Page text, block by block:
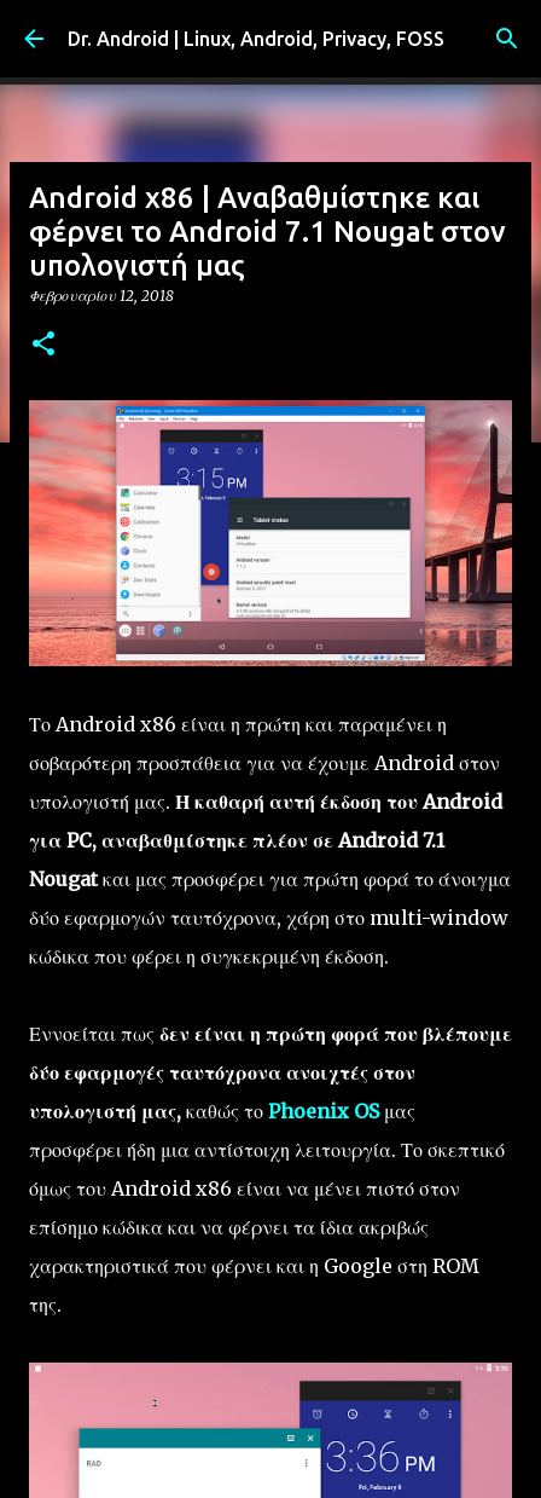
Μετάβαση στο κύριο περιεχόμενο
Dr. Android | Linux, Android, Privacy, FOSS
Android x86 | Αναβαθμίστηκε και
φέρνει το Android 7.1 Nougat στον
υπολογιστή μας
Φεβρουαρίου 12, 2018
Το Android x86 είναι η πρώτη και παραμένει η
σοβαρότερη προσπάθεια για να έχουμε Android στον
υπολογιστή μας. Η καθαρή αυτή έκδοση του Android
για PC, αναβαθμίστηκε πλέον σε Android 7.1
Nougatκαι μας προσφέρει για πρώτη φορά το άνοιγμα
δύο εφαρμογών ταυτόχρονα, χάρη στο multi-window
κώδικα που φέρει η συγκεκριμένη έκδοση.
Εννοείται πως δεν είναι η πρώτη φορά που βλέπουμε
δύο εφαρμογές ταυτόχρονα ανοιχτές στον
υπολογιστή μας, καθώς το Phoenix OSμας
προσφέρει ήδη μια αντίστοιχη λειτουργία. Το σκεπτικό
όμως του Android x86 είναι να μένει πιστό στον
επίσημο κώδικα και να φέρνει τα ίδια ακριβώς
χαρακτηριστικά που φέρνει και η Google στη ROM
της.